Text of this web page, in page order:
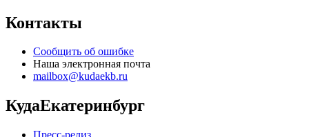
Контакты
Сообщить об ошибке
Наша электронная почта
mailbox@kudaekb.ru
КудаЕкатеринбург